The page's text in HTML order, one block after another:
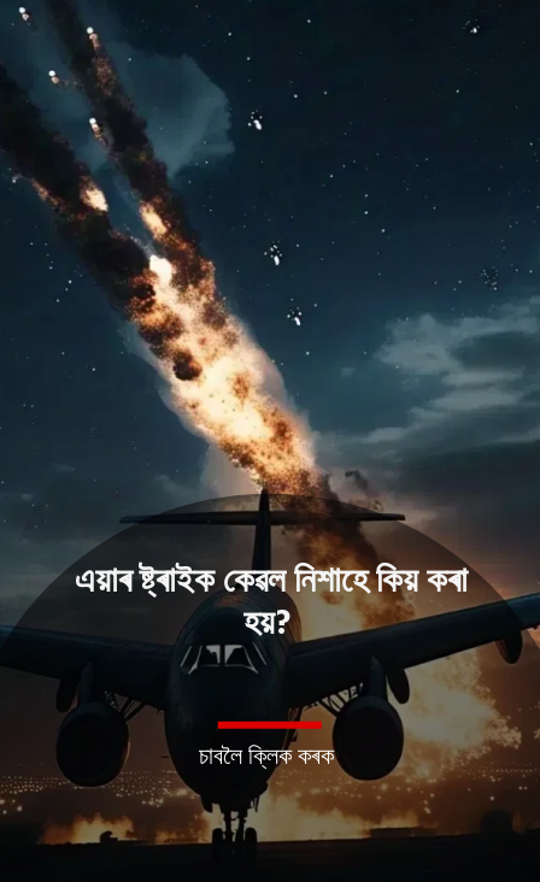
চাবলৈ ক্লিক কৰক
এয়াৰ ষ্ট্ৰাইক কেৱল নিশাহে কিয় কৰা
হয়?